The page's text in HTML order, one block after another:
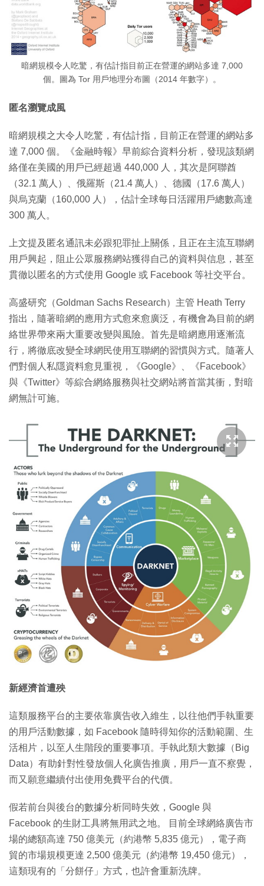
暗網規模令人吃驚，有估計指目前正在營運的網站多達 7,000
個。圖為 Tor 用戶地理分布圖（2014 年數字）。
匿名瀏覽成風
暗網規模之大令人吃驚，有估計指，目前正在營運的網站多
達 7,000 個。《金融時報》早前綜合資料分析，發現該類網
絡僅在美國的用戶已經超過 440,000 人，其次是阿聯酋
（32.1 萬人）、俄羅斯（21.4 萬人）、德國（17.6 萬人）
與烏克蘭（160,000 人），估計全球每日活躍用戶總數高達
300 萬人。
上文提及匿名通訊未必跟犯罪扯上關係，且正在主流互聯網
用戶興起，阻止公眾服務網站獲得自己的資料與信息，甚至
貫徹以匿名的方式使用 Google 或 Facebook 等社交平台。
高盛研究（Goldman Sachs Research）主管 Heath Terry
指出，隨著暗網的應用方式愈來愈廣泛，有機會為目前的網
絡世界帶來兩大重要改變與風險。首先是暗網應用逐漸流
行，將徹底改變全球網民使用互聯網的習慣與方式。隨著人
們對個人私隱資料愈見重視，《Google》、《Facebook》
與《Twitter》等綜合網絡服務與社交網站將首當其衝，對暗
網無計可施。
新經濟首遭殃
這類服務平台的主要依靠廣告收入維生，以往他們手執重要
的用戶活動數據，如 Facebook 隨時得知你的活動範圍、生
活相片，以至人生階段的重要事項。手執此類大數據（Big
Data）有助針對性發放個人化廣告推廣，用戶一直不察覺，
而又願意繼續付出使用免費平台的代價。
假若前台與後台的數據分析同時失效，Google 與
Facebook 的生財工具將無用武之地。 目前全球網絡廣告市
場的總額高達 750 億美元（約港幣 5,835 億元），電子商
貿的市場規模更達 2,500 億美元（約港幣 19,450 億元），
這類現有的「分餅仔」方式，也許會重新洗牌。